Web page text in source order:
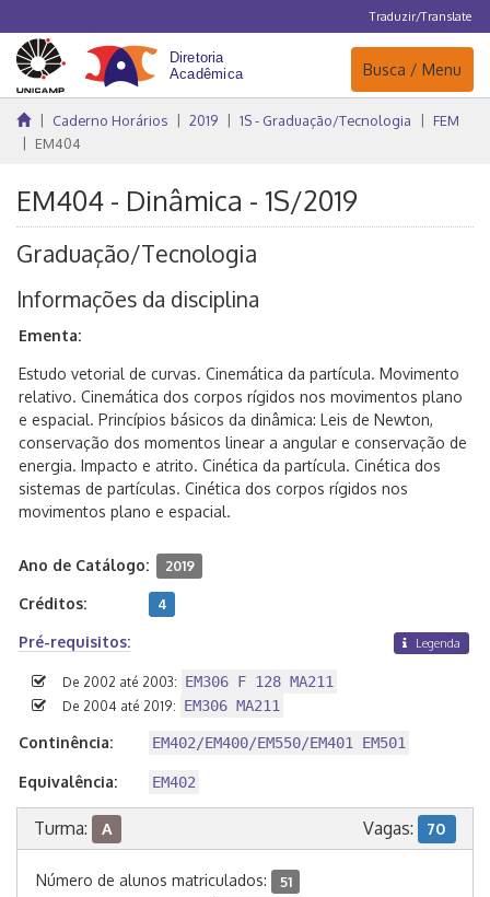
Traduzir/Translate
Navegação
Busca / Menu
Caderno Horários 2019 1S - Graduação/Tecnologia
FEM
EM404
EM404 - Dinâmica - 1S/2019
Graduação/Tecnologia
Informações da disciplina
Ementa:
Estudo vetorial de curvas. Cinemática da partícula. Movimento
relativo. Cinemática dos corpos rígidos nos movimentos plano
e espacial. Princípios básicos da dinâmica: Leis de Newton,
conservação dos momentos linear a angular e conservação de
energia. Impacto e atrito. Cinética da partícula. Cinética dos
sistemas de partículas. Cinética dos corpos rígidos nos
movimentos plano e espacial.
Ano de Catálogo: 2019
Créditos: 4
Pré-requisitos: Legenda
De 2002 até 2003: EM306 F 128 MA211
De 2004 até 2019: EM306 MA211
Continência: EM402/EM400/EM550/EM401 EM501
Equivalência: EM402
Turma: A Vagas: 70
Número de alunos matriculados: 51